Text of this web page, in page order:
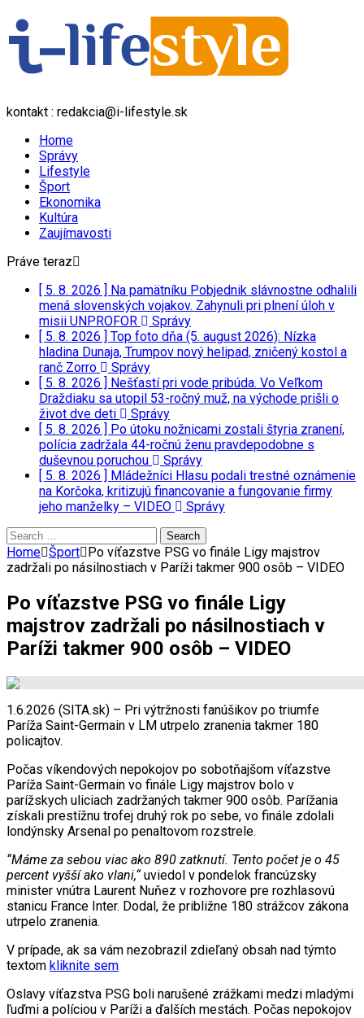
kontakt : redakcia@i-lifestyle.sk
Home
Správy
Lifestyle
Šport
Ekonomika
Kultúra
Zaujímavosti
Práve teraz
[ 5. 8. 2026 ] Na pamätníku Pobjednik slávnostne odhalili
mená slovenských vojakov. Zahynuli pri plnení úloh v
misii UNPROFOR
Správy
[ 5. 8. 2026 ] Top foto dňa (5. august 2026): Nízka
hladina Dunaja, Trumpov nový helipad, zničený kostol a
ranč Zorro
Správy
[ 5. 8. 2026 ] Nešťastí pri vode pribúda. Vo Veľkom
Draždiaku sa utopil 53-ročný muž, na východe prišli o
život dve deti
Správy
[ 5. 8. 2026 ] Po útoku nožnicami zostali štyria zranení,
polícia zadržala 44-ročnú ženu pravdepodobne s
duševnou poruchou
Správy
[ 5. 8. 2026 ] Mládežníci Hlasu podali trestné oznámenie
na Korčoka, kritizujú financovanie a fungovanie firmy
jeho manželky – VIDEO
Správy
Search
for:
Home Šport Po víťazstve PSG vo finále Ligy majstrov
zadržali po násilnostiach v Paríži takmer 900 osôb – VIDEO
Po víťazstve PSG vo finále Ligy
majstrov zadržali po násilnostiach v
Paríži takmer 900 osôb – VIDEO
1.6.2026 (SITA.sk) – Pri výtržnosti fanúšikov po triumfe
Paríža Saint-Germain v LM utrpelo zranenia takmer 180
policajtov.
Počas víkendových nepokojov po sobotňajšom víťazstve
Paríža Saint-Germain vo finále Ligy majstrov bolo v
parížskych uliciach zadržaných takmer 900 osôb. Parížania
získali prestížnu trofej druhý rok po sebe, vo finále zdolali
londýnsky Arsenal po penaltovom rozstrele.
“Máme za sebou viac ako 890 zatknutí. Tento počet je o 45
percent vyšší ako vlani,“uviedol v pondelok francúzsky
minister vnútra Laurent Nuňez v rozhovore pre rozhlasovú
stanicu France Inter. Dodal, že približne 180 strážcov zákona
utrpelo zranenia.
V prípade, ak sa vám nezobrazil zdieľaný obsah nad týmto
textom kliknite sem
Oslavy víťazstva PSG boli narušené zrážkami medzi mladými
ľuďmi a políciou v Paríži a ďalších mestách. Počas nepokojov